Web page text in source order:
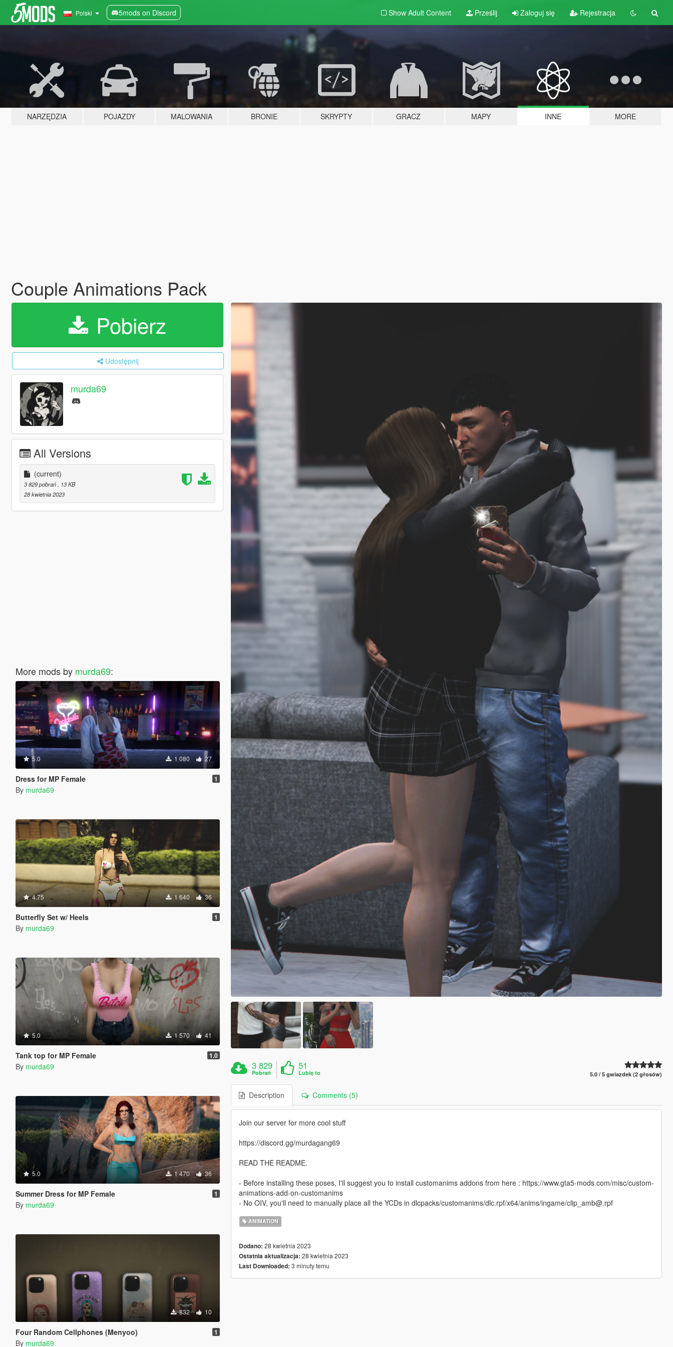
Polski 5mods on Discord Show Adult Content Prześlij Zaloguj się Rejestracja
NARZĘDZIA POJAZDY MALOWANIA BRONIE SKRYPTY GRACZ MAPY INNE MORE
Couple Animations Pack
Pobierz
Udostępnij
murda69
All Versions
(current)
3 829 pobrań
, 13 KB
28 kwietnia 2023
More mods by murda69:
5.0 1 080 27
Dress for MP Female 1
By murda69
4.75 1 640 36
Butterfly Set w/ Heels 1
By murda69
5.0 1 570 41
Tank top for MP Female 1.0
By murda69
5.0 1 470 36
Summer Dress for MP Female 1
By murda69
832 10
Four Random Cellphones (Menyoo) 1
By murda69
3 829
Pobrań
51
Lubię to 5.0 / 5 gwiazdek (2 głosów)
Description Comments (5)
Join our server for more cool stuff
https://discord.gg/murdagang69
READ THE README.
- Before installing these poses, I'll suggest you to install customanims addons from here : https://www.gta5-mods.com/misc/custom-
animations-add-on-customanims
- No OIV, you'll need to manually place all the YCDs in dlcpacks/customanims/dlc.rpf/x64/anims/ingame/clip_amb@.rpf
ANIMATION
Dodano: 28 kwietnia 2023
Ostatnia aktualizacja: 28 kwietnia 2023
Last Downloaded: 3 minuty temu